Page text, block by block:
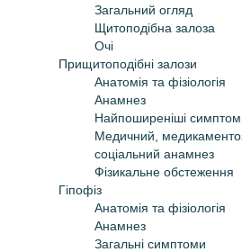
Загальний огляд
Щитоподібна залоза
Очі
Прищитоподібні залози
Анатомія та фізіологія
Анамнез
Найпоширеніші
Медичний,
соціальний анамнез
Фізикальне обстеження
Гіпофіз
Анатомія та фізіологія
Анамнез
Загальні симптоми